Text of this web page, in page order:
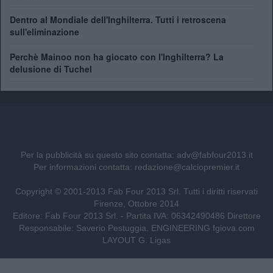
Dentro al Mondiale dell'Inghilterra. Tutti i retroscena
sull'eliminazione
Perchè Mainoo non ha giocato con l'Inghilterra? La
delusione di Tuchel
Per la pubblicità su questo sito contatta: adv@fabfour2013.it
Per informazioni contatta: redazione@calciopremier.it
Copyright © 2001-2013 Fab Four 2013 Srl. Tutti i diritti riservati
Firenze, Ottobre 2014
Editore: Fab Four 2013 Srl. - Partita IVA: 06342490486 Direttore
Responsabile: Saverio Pestuggia. ENGINEERING fgiova.com
LAYOUT G. Ligas